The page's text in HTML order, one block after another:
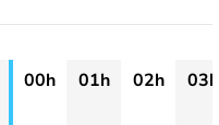
00h 01h 02h
03h